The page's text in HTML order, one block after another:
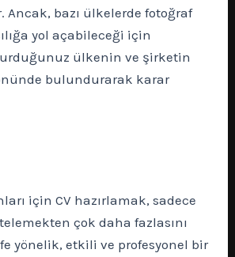
Ancak, bazı ülkelerde fotoğraf
yol açabileceği için
ülkenin ve şirketin
bulundurarak karar
için CV hazırlamak, sadece
çok daha fazlasını
yönelik, etkili ve profesyonel bir